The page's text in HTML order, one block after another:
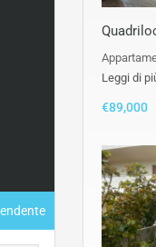
Leggi di
€89,000